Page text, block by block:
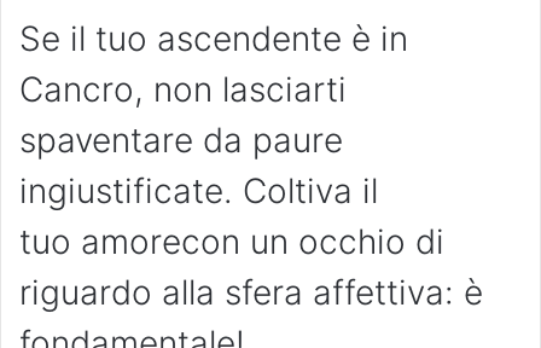
Se il tuo ascendente è in
Cancro, non lasciarti
spaventare da paure
ingiustificate. Coltiva il
tuo amorecon un occhio di
riguardo alla sfera affettiva: è